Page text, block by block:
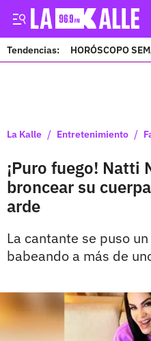
Tendencias: HORÓSCOPO
La Kalle / Entretenimiento /
¡Puro fuego! Natti
broncear su
arde
La cantante se puso
babeando a más de